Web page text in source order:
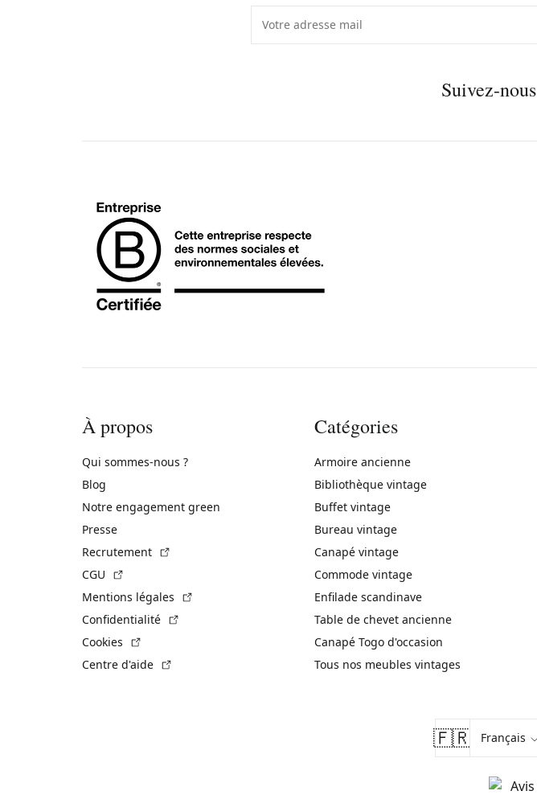
Suivez-nous
À propos
Qui sommes-nous ?
Blog
Notre engagement green
Presse
Recrutement
CGU
Mentions légales
Confidentialité
Cookies
Centre d'aide
Catégories
Armoire ancienne
Bibliothèque vintage
Buffet vintage
Bureau vintage
Canapé vintage
Commode vintage
Enfilade scandinave
Table de chevet ancienne
Canapé Togo d'occasion
Tous nos meubles vintages
🇫🇷